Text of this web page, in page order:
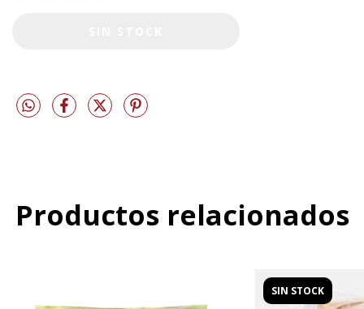
Productos relacionados
SIN STOCK